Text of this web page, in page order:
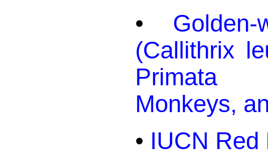
•
(Callithrix
Primata
Monkeys,
• IUCN Red